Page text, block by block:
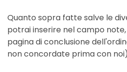
Quanto sopra fatte salve le
potrai inserire nel campo
pagina di conclusione
non concordate prima con